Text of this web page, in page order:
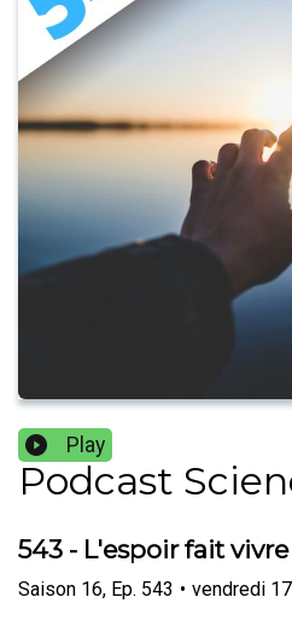
Play
Podcast
543 - L'espoir fait vivre
Saison 16, Ep. 543 • vendredi